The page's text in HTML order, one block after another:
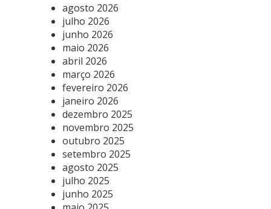
agosto 2026
julho 2026
junho 2026
maio 2026
abril 2026
março 2026
fevereiro 2026
janeiro 2026
dezembro 2025
novembro 2025
outubro 2025
setembro 2025
agosto 2025
julho 2025
junho 2025